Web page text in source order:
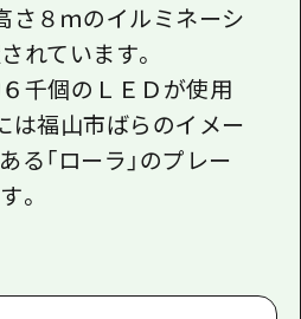
ウンロード
ク
さ８ｍのイルミネーシ
れています。
千個のＬＥＤが使用
は福山市ばらのイメー
る「ローラ」のプレー
。